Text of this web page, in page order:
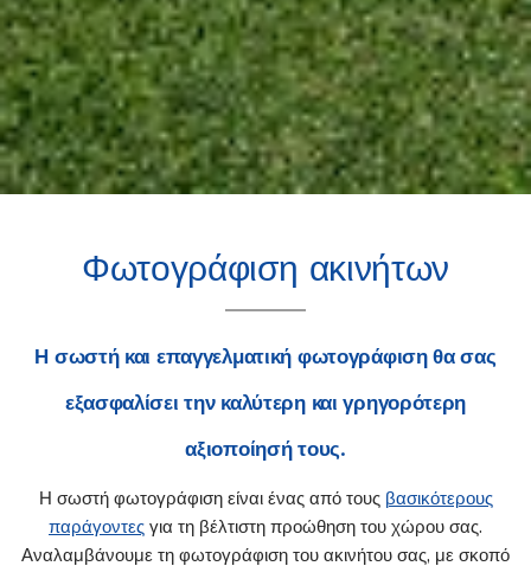
Φωτογράφιση ακινήτων
Η σωστή και επαγγελματική φωτογράφιση θα σας
εξασφαλίσει την καλύτερη και γρηγορότερη
αξιοποίησή τους.
Η σωστή φωτογράφιση είναι ένας από τους βασικότερους
παράγοντες για τη βέλτιστη προώθηση του χώρου σας.
Αναλαμβάνουμε τη φωτογράφιση του ακινήτου σας, με σκοπό